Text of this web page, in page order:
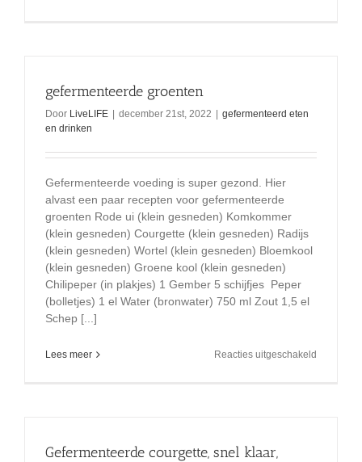
gefermenteerde groenten
Door LiveLIFE | december 21st, 2022 | gefermenteerd eten
en drinken
Gefermenteerde voeding is super gezond. Hier
alvast een paar recepten voor gefermenteerde
groenten Rode ui (klein gesneden) Komkommer
(klein gesneden) Courgette (klein gesneden) Radijs
(klein gesneden) Wortel (klein gesneden) Bloemkool
(klein gesneden) Groene kool (klein gesneden)
Chilipeper (in plakjes) 1 Gember 5 schijfjes Peper
(bolletjes) 1 el Water (bronwater) 750 ml Zout 1,5 el
Schep [...]
Lees meer Reacties uitgeschakeld
Gefermenteerde courgette, snel klaar,